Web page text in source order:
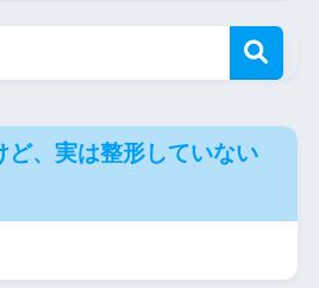
ど、実は整形していない